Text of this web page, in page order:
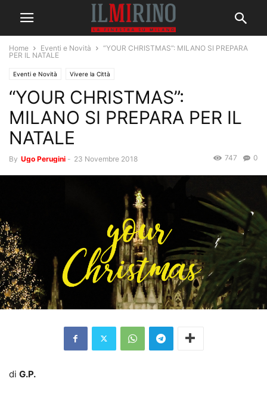
Home Eventi e Novità
“YOUR CHRISTMAS”: MILANO SI PREPARA
PER IL NATALE
Eventi e Novità Vivere la Città
“YOUR CHRISTMAS”:
MILANO SI PREPARA PER IL
NATALE
By Ugo Perugini - 23 Novembre 2018 0
747
di G.P.